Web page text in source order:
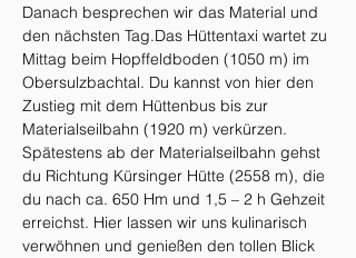
Danach besprechen wir das Material und
den nächsten Tag.Das Hüttentaxi wartet zu
Mittag beim Hopffeldboden (1050 m) im
Obersulzbachtal. Du kannst von hier den
Zustieg mit dem Hüttenbus bis zur
Materialseilbahn (1920 m) verkürzen.
Spätestens ab der Materialseilbahn gehst
du Richtung Kürsinger Hütte (2558 m), die
du nach ca. 650 Hm und 1,5 – 2 h Gehzeit
erreichst. Hier lassen wir uns kulinarisch
verwöhnen und genießen den tollen Blick